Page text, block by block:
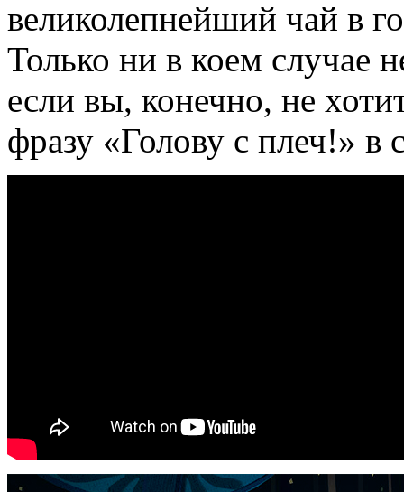
великолепнейший чай в
Только ни в коем случае
если вы, конечно, не
фразу «Голову с плеч!» в